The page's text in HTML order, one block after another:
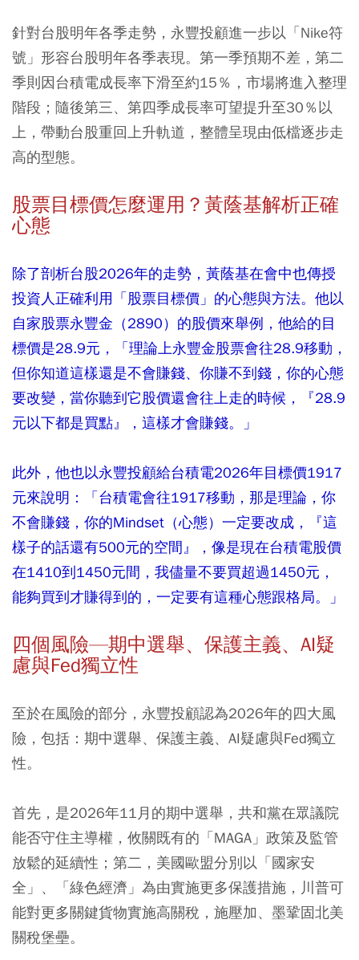
針對台股明年各季走勢，永豐投顧進一步以「Nike符
號」形容台股明年各季表現。第一季預期不差，第二
季則因台積電成長率下滑至約15％，市場將進入整理
階段；隨後第三、第四季成長率可望提升至30％以
上，帶動台股重回上升軌道，整體呈現由低檔逐步走
高的型態。
股票目標價怎麼運用？黃蔭基解析正確
心態
除了剖析台股2026年的走勢，黃蔭基在會中也傳授
投資人正確利用「股票目標價」的心態與方法。他以
自家股票永豐金（2890）的股價來舉例，他給的目
標價是28.9元，「理論上永豐金股票會往28.9移動，
但你知道這樣還是不會賺錢、你賺不到錢，你的心態
要改變，當你聽到它股價還會往上走的時候，『28.9
元以下都是買點』，這樣才會賺錢。」
此外，他也以永豐投顧給台積電2026年目標價1917
元來說明：「台積電會往1917移動，那是理論，你
不會賺錢，你的Mindset（心態）一定要改成，『這
樣子的話還有500元的空間』，像是現在台積電股價
在1410到1450元間，我儘量不要買超過1450元，
能夠買到才賺得到的，一定要有這種心態跟格局。」
四個風險—期中選舉、保護主義、AI疑
慮與Fed獨立性
至於在風險的部分，永豐投顧認為2026年的四大風
險，包括：期中選舉、保護主義、AI疑慮與Fed獨立
性。
首先，是2026年11月的期中選舉，共和黨在眾議院
能否守住主導權，攸關既有的「MAGA」政策及監管
放鬆的延續性；第二，美國歐盟分別以「國家安
全」、「綠色經濟」為由實施更多保護措施，川普可
能對更多關鍵貨物實施高關稅，施壓加、墨鞏固北美
關稅堡壘。